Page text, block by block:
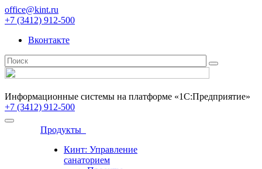
office@kint.ru
+7 (3412) 912-500
Вконтакте
Информационные системы на платформе «1С:Предприятие»
+7 (3412) 912-500
Продукты
Кинт: Управление
санаторием